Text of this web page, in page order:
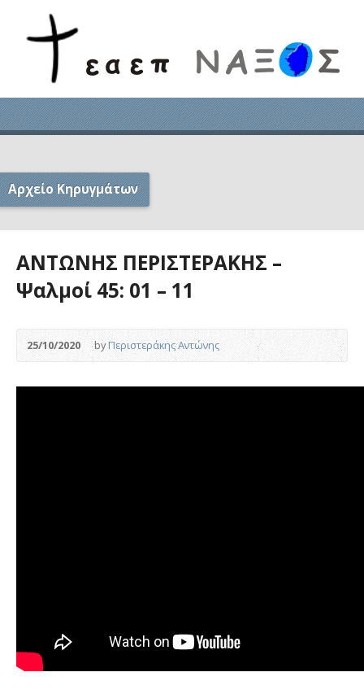
Αρχείο Κηρυγμάτων
ΑΝΤΩΝΗΣ ΠΕΡΙΣΤΕΡΑΚΗΣ –
Ψαλμοί 45: 01 – 11
25/10/2020 byΠεριστεράκης Αντώνης